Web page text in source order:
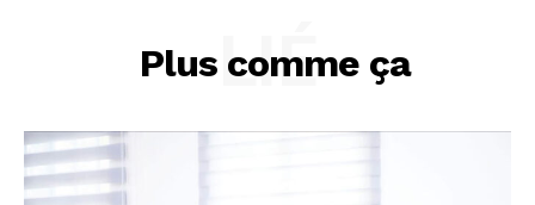
Plus comme ça
LIÉ